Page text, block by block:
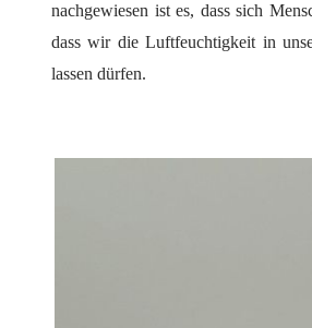
nachgewiesen ist es, dass sich
dass wir die Luftfeuchtigkeit in
lassen dürfen.